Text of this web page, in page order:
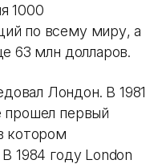
1000
по всему миру, а
63 млн долларов.
Лондон. В 1981
прошел первый
котором
1984 году London